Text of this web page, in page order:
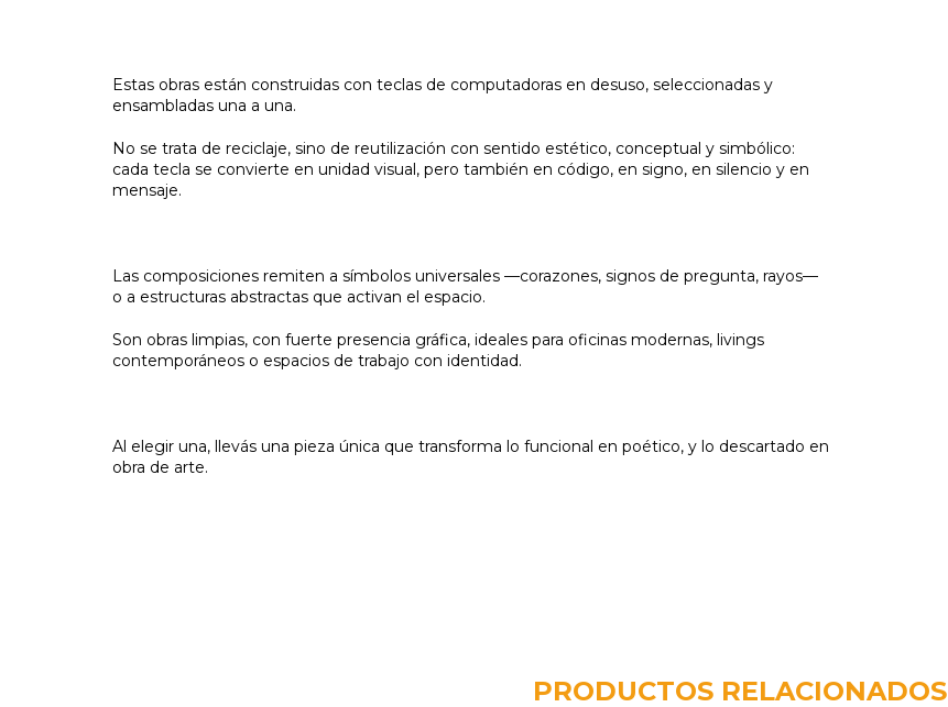
Estas obras están construidas con teclas de computadoras en desuso, seleccionadas y
ensambladas una a una.
No se trata de reciclaje, sino de reutilización con sentido estético, conceptual y simbólico:
cada tecla se convierte en unidad visual, pero también en código, en signo, en silencio y en
mensaje.
Las composiciones remiten a símbolos universales —corazones, signos de pregunta, rayos—
o a estructuras abstractas que activan el espacio.
Son obras limpias, con fuerte presencia gráfica, ideales para oficinas modernas, livings
contemporáneos o espacios de trabajo con identidad.
Al elegir una, llevás una pieza única que transforma lo funcional en poético, y lo descartado en
obra de arte.
PRODUCTOS RELACIONADOS